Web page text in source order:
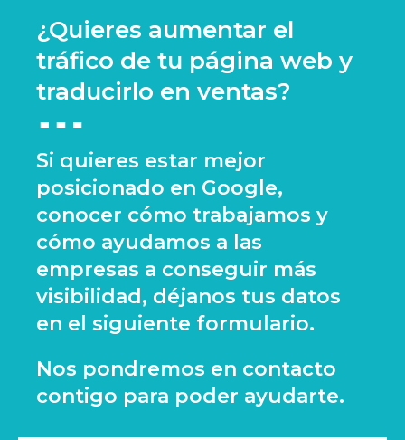
¿Quieres aumentar el
tráfico de tu página web y
traducirlo en ventas?
Si quieres estar mejor
posicionado en Google,
conocer cómo trabajamos y
cómo ayudamos a las
empresas a conseguir más
visibilidad, déjanos tus datos
en el siguiente formulario.
Nos pondremos en contacto
contigo para poder ayudarte.